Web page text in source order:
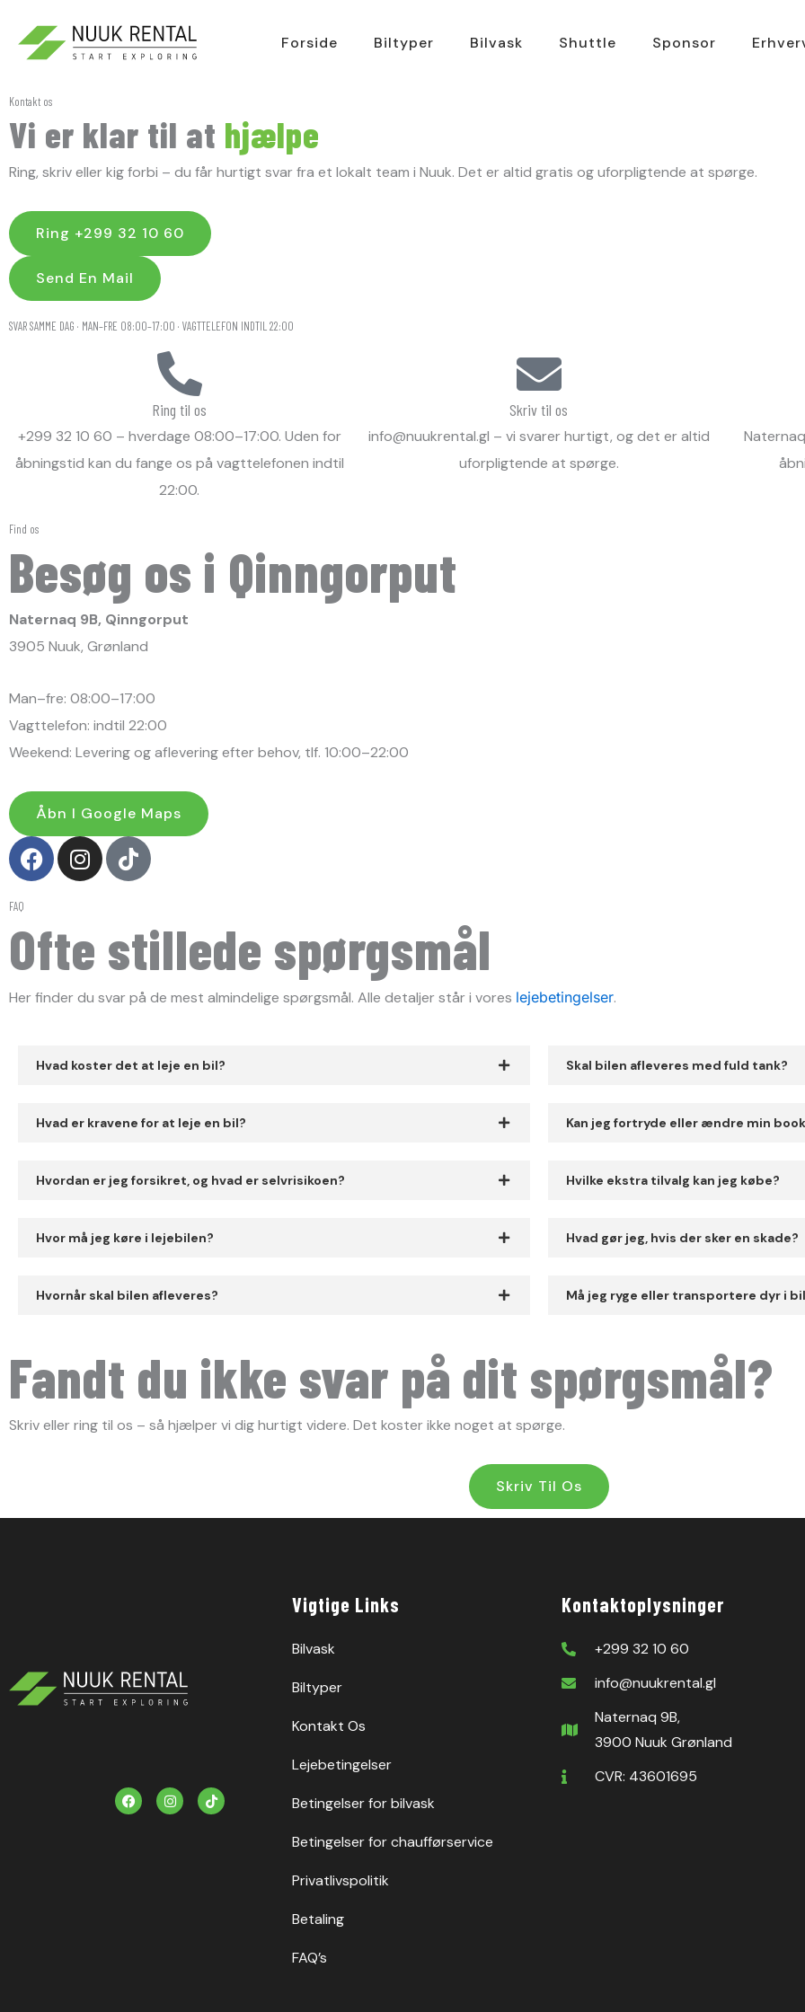
Forside Biltyper Bilvask Shuttle Sponsor
Kontakt os
Vi er klar til at hjælpe
Ring, skriv eller kig forbi – du får hurtigt svar fra et lokalt team i Nuuk. Det er altid gratis og uforpligtende at spørge.
Ring +299 32 10 60
Send En Mail
SVAR SAMME DAG · MAN–FRE 08:00–17:00 · VAGTTELEFON INDTIL 22:00
Ring til os
+299 32 10 60 – hverdage 08:00–17:00. Uden for
åbningstid kan du fange os på vagttelefonen indtil
22:00.
Skriv til os
info@nuukrental.gl – vi svarer hurtigt, og det er altid
uforpligtende at spørge.
Find os
Besøg os i Qinngorput
Naternaq 9B, Qinngorput
3905 Nuuk, Grønland
Man–fre: 08:00–17:00
Vagttelefon: indtil 22:00
Weekend: Levering og aflevering efter behov, tlf. 10:00–22:00
Åbn I Google Maps
F
a
b
o
k
I
n
a
g
a
T
i
o
k
FAQ
Ofte stillede spørgsmål
Her finder du svar på de mest almindelige spørgsmål. Alle detaljer står i vores lejebetingelser.
Hvad koster det at leje en bil?
Hvad er kravene for at leje en bil?
Hvordan er jeg forsikret, og hvad er selvrisikoen?
Hvor må jeg køre i lejebilen?
Hvornår skal bilen afleveres?
Skal bilen afleveres med fuld tank?
Kan jeg fortryde eller ændre min
Hvilke ekstra tilvalg kan jeg købe?
Hvad gør jeg, hvis der sker en skade?
Må jeg ryge eller transportere dyr i
Fandt du ikke svar på dit spørgsmål?
Skriv eller ring til os – så hjælper vi dig hurtigt videre. Det koster ikke noget at spørge.
Skriv Til Os
F
a
c
I
n
s
T
i
k
Vigtige Links
Bilvask
Biltyper
Kontakt Os
Lejebetingelser
Betingelser for bilvask
Betingelser for chaufførservice
Privatlivspolitik
Betaling
FAQ’s
Kontaktoplysninger
+299 32 10 60
info@nuukrental.gl
Naternaq 9B,
3900 Nuuk Grønland
CVR: 43601695